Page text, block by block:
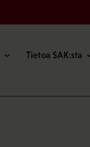
Tietoa SAK:sta